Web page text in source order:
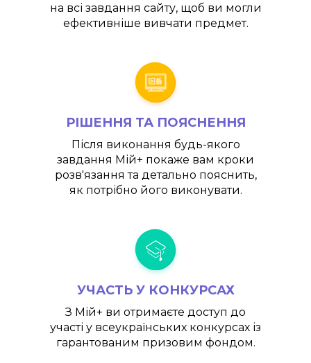
на всі завдання сайту, щоб ви могли
ефективніше вивчати предмет.
РІШЕННЯ ТА ПОЯСНЕННЯ
Після виконання будь-якого
завдання Мій+ покаже вам кроки
розв'язання та детально пояснить,
як потрібно його виконувати.
УЧАСТЬ У КОНКУРСАХ
З Мій+ ви отримаєте доступ до
участі у всеукраїнських конкурсах із
гарантованим призовим фондом.